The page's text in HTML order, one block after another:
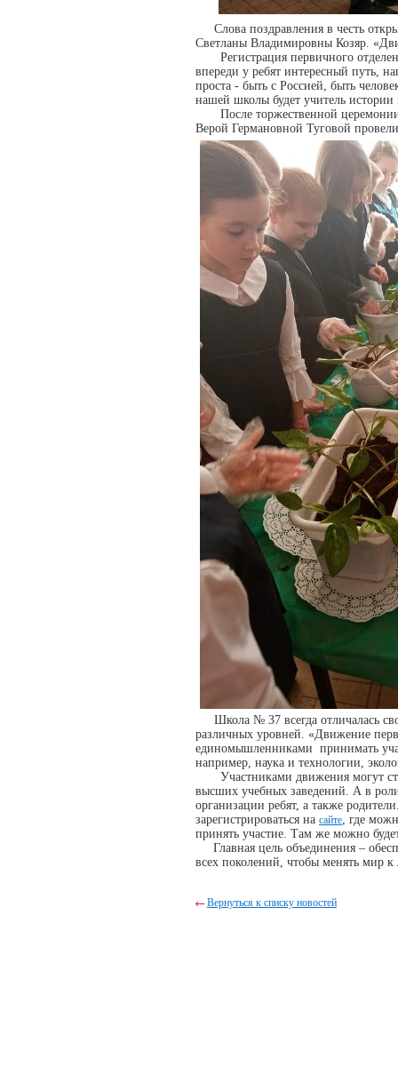
Слова поздравления в честь
Светланы Владимировны Козяр.
Регистрация первичного
впереди у ребят интересный путь,
проста - быть с Россией, быть
нашей школы будет учитель
После торжественной церемонии
Верой Германовной Туговой
Школа № 37 всегда отличалась
различных уровней. «Движение
единомышленниками принимать
например, наука и технологии,
Участниками движения могут
высших учебных заведений. А в
организации ребят, а также
зарегистрироваться на сайте, где
принять участие. Там же можно
Главная цель объединения –
всех поколений, чтобы менять мир
Вернуться к списку новостей